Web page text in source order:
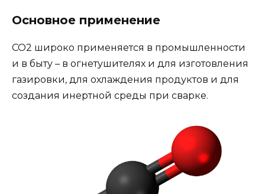
Основное применение
CO2 широко применяется в промышленности
и в быту – в огнетушителях и для изготовления
газировки, для охлаждения продуктов и для
создания инертной среды при сварке.